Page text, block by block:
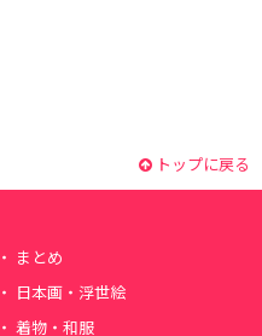
トップに戻る
まとめ
日本画・浮世絵
着物・和服